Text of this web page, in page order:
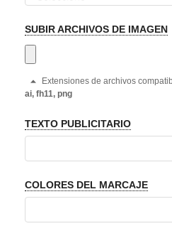
SUBIR ARCHIVOS DE IMAGEN
Extensiones de archivos
ai, fh11, png
TEXTO PUBLICITARIO
COLORES DEL MARCAJE